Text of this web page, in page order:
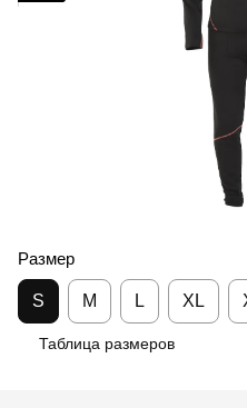
Размер
S M L XL
Таблица размеров